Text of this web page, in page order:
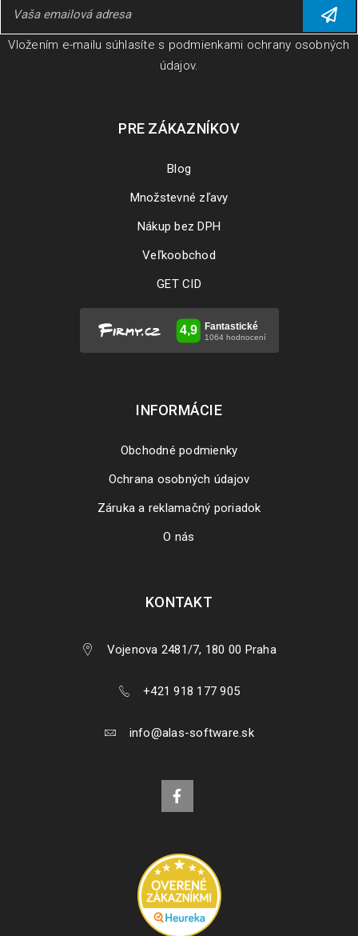
Vložením e-mailu súhlasíte s podmienkami ochrany osobných
údajov.
PRE ZÁKAZNÍKOV
Blog
Množstevné zľavy
Nákup bez DPH
Veľkoobchod
GET CID
INFORMÁCIE
Obchodné podmienky
Ochrana osobných údajov
Záruka a reklamačný poriadok
O nás
KONTAKT
Vojenova 2481/7, 180 00 Praha
+421 918 177 905
info@alas-software.sk